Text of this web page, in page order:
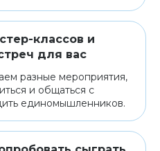
классов и
для вас
разные мероприятия,
и общаться с
единомышленников.